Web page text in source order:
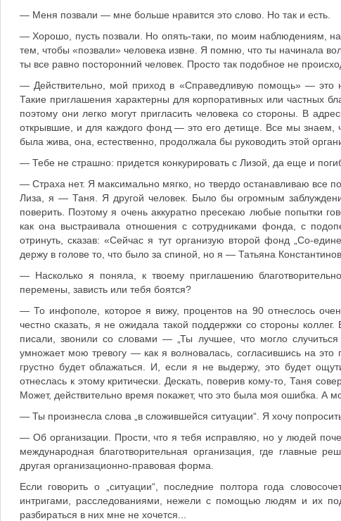
— Меня позвали — мне больше нравится это слово. Но так и есть.
— Хорошо, пусть позвали. Но опять-таки, по моим наблюдениям,
тем, чтобы «позвали» человека извне. Я помню, что ты начинала
ты все равно посторонний человек. Просто так подобное не
— Действительно, мой приход в «Справедливую помощь» — это
Такие приглашения характерны для корпоративных или частных
поэтому они легко могут пригласить человека со стороны. В
открывшие, и для каждого фонд — это его детище. Все мы
была жива, она, естественно, продолжала бы руководить этой
— Тебе не страшно: придется конкурировать с Лизой, да еще и
— Страха нет. Я максимально мягко, но твердо останавливаю все
Лиза, я — Таня. Я другой человек. Было бы огромным
поверить. Поэтому я очень аккуратно пресекаю любые попытки
как она выстраивала отношения с сотрудниками фонда, с
отринуть, сказав: «Сейчас я тут организую второй фонд „Со-
держу в голове то, что было за спиной, но я — Татьяна
— Насколько я поняла, к твоему приглашению
перемены, зависть или тебя боятся?
— То инфополе, которое я вижу, процентов на 90 отнеслось
честно сказать, я не ожидала такой поддержки со стороны
писали, звонили со словами — „Ты лучшее, что могло
умножает мою тревогу — как я волновалась, согласившись на
грустно будет облажаться. И, если я не выдержу, это будет
отнеслась к этому критически. Дескать, поверив кому-то, Таня
Может, действительно время покажет, что это была моя ошибка. А
— Ты произнесла слова „в сложившейся ситуации“. Я хочу
— Об организации. Прости, что я тебя исправляю, но у людей
международная благотворительная организация, где главные
другая организационно-правовая форма.
Если говорить о „ситуации“, последние полтора года
интригами, расследованиями, нежели с помощью людям и их
разбираться в них мне не хочется...